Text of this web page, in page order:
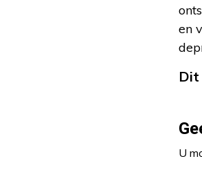
en
Dit
U